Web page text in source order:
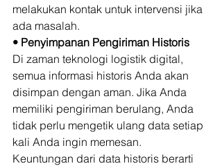
melakukan kontak untuk intervensi jika
ada masalah.
• Penyimpanan Pengiriman Historis
Di zaman teknologi logistik digital,
semua informasi historis Anda akan
disimpan dengan aman. Jika Anda
memiliki pengiriman berulang, Anda
tidak perlu mengetik ulang data setiap
kali Anda ingin memesan.
Keuntungan dari data historis berarti